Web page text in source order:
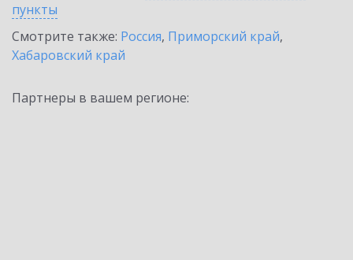
пункты
Смотрите также: Россия, Приморский край,
Хабаровский край
Партнеры в вашем регионе: